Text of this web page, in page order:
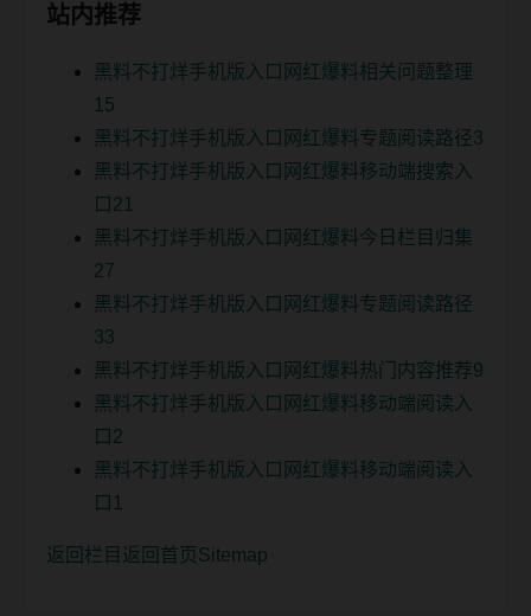
站内推荐
黑料不打烊手机版入口网红爆料相关问题整理
15
黑料不打烊手机版入口网红爆料专题阅读路径3
黑料不打烊手机版入口网红爆料移动端搜索入
口21
黑料不打烊手机版入口网红爆料今日栏目归集
27
黑料不打烊手机版入口网红爆料专题阅读路径
33
黑料不打烊手机版入口网红爆料热门内容推荐9
黑料不打烊手机版入口网红爆料移动端阅读入
口2
黑料不打烊手机版入口网红爆料移动端阅读入
口1
返回栏目 返回首页 Sitemap